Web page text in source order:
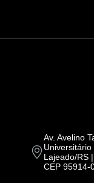
Av. Avelino
Universitário
Lajeado/RS
CEP 95914-